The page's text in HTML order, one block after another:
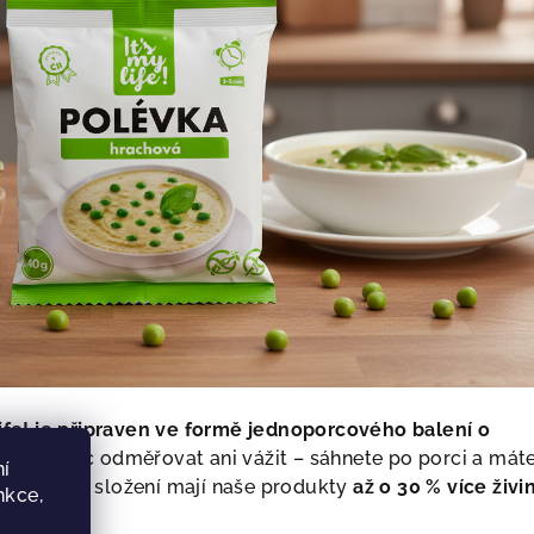
je připraven ve formě jednoporcového balení o
nic odměřovat ani vážit – sáhnete po porci a
složení mají naše produktyaž o 30 % více